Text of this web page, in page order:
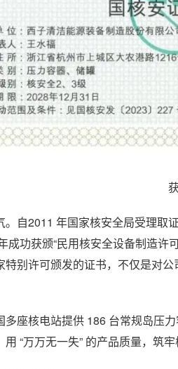
。自2011 年国家核安全局受理
成功获颁“民用核安全设备制造
特别许可颁发的证书，不仅是对
多座核电站提供 186 台常规岛压
“万万无一失” 的产品质量，筑牢